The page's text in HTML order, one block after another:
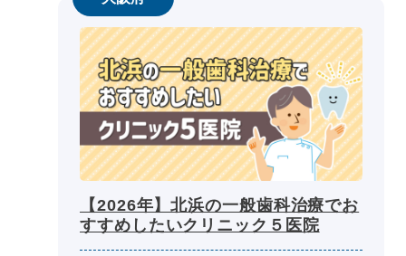
【2026年】北浜の一般歯科治療でお
すすめしたいクリニック５医院